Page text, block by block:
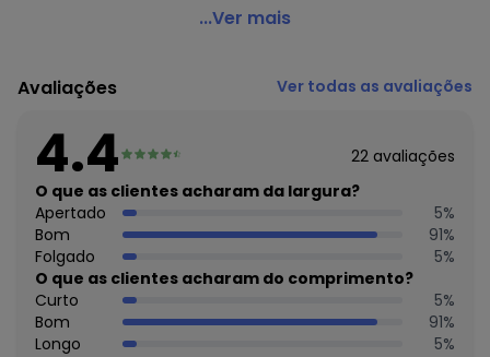
Malwee - Camiseta Feminina Malwee 1000004499
Colecao : BÁSICO
O preço apresentado abaixo é o menor oferecido em
algum dia do mês, para o menor tamanho disponível.
agosto/2026
julho/2026 N/D*
junho/2026 N/D*
maio/2026 N/D*
abril/2026
março/2026 N/D*
fevereiro/2026 N/D*
...Ver mais
Avaliações Ver todas as avaliações
4.4 22 avaliações
O que as clientes acharam da largura?
Apertado
5%
Bom
91%
Folgado
5%
O que as clientes acharam do comprimento?
Curto
5%
Bom
91%
Longo
5%